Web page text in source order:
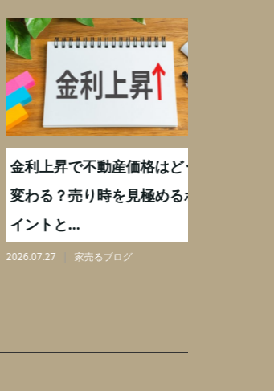
利上昇で不動産価格はどう
わる？売り時を見極めるポ
ントと...
家売るブログ